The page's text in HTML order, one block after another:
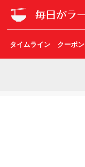
タイムライン クーポン